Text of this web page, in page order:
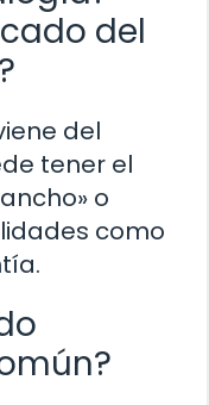
del
del
tener el
o
como